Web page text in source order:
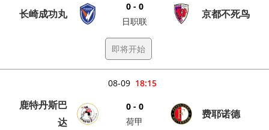
长崎成功丸
0 - 0
日职联
京都不死鸟
即将开始
18:15
08-09
鹿特丹斯巴
达
0 - 0
荷甲
费耶诺德